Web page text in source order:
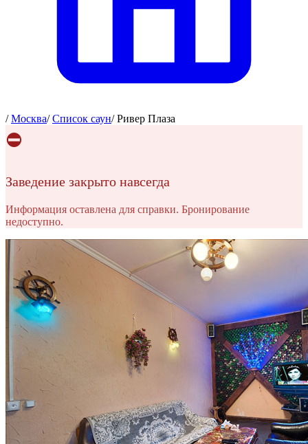
/ Москва/ Список саун/ Ривер Плаза
⛔
Заведение закрыто навсегда
Информация оставлена для справки. Бронирование
недоступно.